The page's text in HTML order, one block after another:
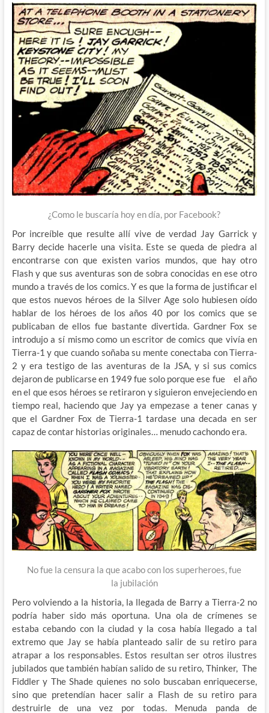
¿Como le buscaría hoy en día, por Facebook?
Por increíble que resulte allí vive de verdad Jay Garrick y
Barry decide hacerle una visita. Este se queda de piedra al
encontrarse con que existen varios mundos, que hay otro
Flash y que sus aventuras son de sobra conocidas en ese otro
mundo a través de los comics. Y es que la forma de justificar el
que estos nuevos héroes de la Silver Age solo hubiesen oído
hablar de los héroes de los años 40 por los comics que se
publicaban de ellos fue bastante divertida. Gardner Fox se
introdujo a sí mismo como un escritor de comics que vivía en
Tierra-1 y que cuando soñaba su mente conectaba con Tierra-
2 y era testigo de las aventuras de la JSA, y si sus comics
dejaron de publicarse en 1949 fue solo porque ese fue el año
en el que esos héroes se retiraron y siguieron envejeciendo en
tiempo real, haciendo que Jay ya empezase a tener canas y
que el Gardner Fox de Tierra-1 tardase una decada en ser
capaz de contar historias originales… menudo cachondo era.
No fue la censura la que acabo con los superheroes, fue
la jubilación
Pero volviendo a la historia, la llegada de Barry a Tierra-2 no
podría haber sido más oportuna. Una ola de crímenes se
estaba cebando con la ciudad y la cosa había llegado a tal
extremo que Jay se había planteado salir de su retiro para
atrapar a los responsables. Estos resultan ser otros ilustres
jubilados que también habían salido de su retiro, Thinker, The
Fiddler y The Shade quienes no solo buscaban enriquecerse,
sino que pretendían hacer salir a Flash de su retiro para
destruirle de una vez por todas. Menuda panda de